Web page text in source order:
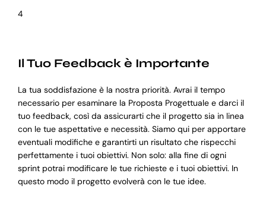
4
Il Tuo Feedback è Importante
La tua soddisfazione è la nostra priorità. Avrai il tempo
necessario per esaminare la Proposta Progettuale e darci il
tuo feedback, così da assicurarti che il progetto sia in linea
con le tue aspettative e necessità. Siamo qui per apportare
eventuali modifiche e garantirti un risultato che rispecchi
perfettamente i tuoi obiettivi. Non solo: alla fine di ogni
sprint potrai modificare le tue richieste e i tuoi obiettivi. In
questo modo il progetto evolverà con le tue idee.